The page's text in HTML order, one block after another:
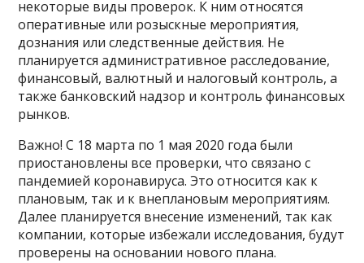
некоторые виды проверок. К ним относятся
оперативные или розыскные мероприятия,
дознания или следственные действия. Не
планируется административное расследование,
финансовый, валютный и налоговый контроль, а
также банковский надзор и контроль финансовых
рынков.
Важно! С 18 марта по 1 мая 2020 года были
приостановлены все проверки, что связано с
пандемией коронавируса. Это относится как к
плановым, так и к внеплановым мероприятиям.
Далее планируется внесение изменений, так как
компании, которые избежали исследования, будут
проверены на основании нового плана.